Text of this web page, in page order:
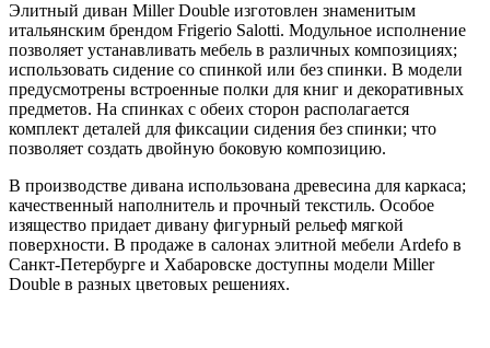
Элитный диван Miller Double изготовлен знаменитым
итальянским брендом Frigerio Salotti. Модульное исполнение
позволяет устанавливать мебель в различных композициях;
использовать сидение со спинкой или без спинки. В модели
предусмотрены встроенные полки для книг и декоративных
предметов. На спинках с обеих сторон располагается
комплект деталей для фиксации сидения без спинки; что
позволяет создать двойную боковую композицию.
В производстве дивана использована древесина для каркаса;
качественный наполнитель и прочный текстиль. Особое
изящество придает дивану фигурный рельеф мягкой
поверхности. В продаже в салонах элитной мебели Ardefo в
Санкт-Петербурге и Хабаровске доступны модели Miller
Double в разных цветовых решениях.